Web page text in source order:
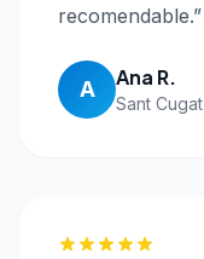
recomendable.”
A Ana R.
Sant Cugat